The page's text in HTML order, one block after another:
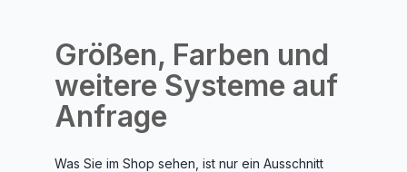
Größen, Farben und
weitere Systeme auf
Anfrage
Was Sie im Shop sehen, ist nur ein Ausschnitt